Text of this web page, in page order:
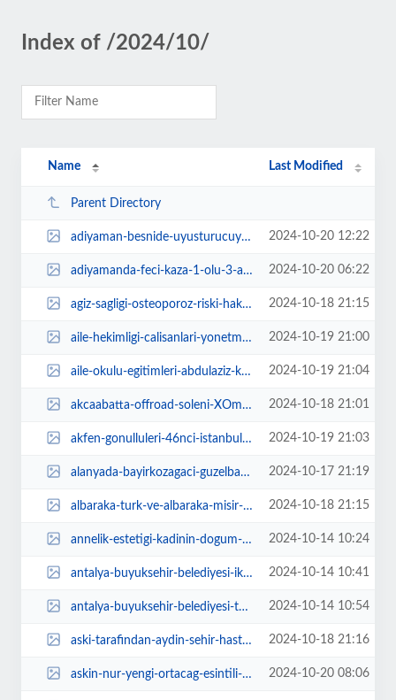
Index of /2024/10/
Name Last Modified
Parent Directory
adiyaman-besnide-uyusturucuya-2-gozalti-va4JhzXC.webp 2024-10-20 12:22
adiyamanda-feci-kaza-1-olu-3-agir-yarali-pgVKvpNR.webp 2024-10-20 06:22
agiz-sagligi-osteoporoz-riski-hakkinda-ipuclari-veriyor-XLt3DXA3.jpg 2024-10-18 21:15
aile-hekimligi-calisanlari-yonetmelik-taslaginin-geri-cekilmesi-icin-ankarada... 2024-10-19 21:00
aile-okulu-egitimleri-abdulaziz-kiransal-semineriyle-basladi-WCACiM7Y.jpg 2024-10-19 21:04
akcaabatta-offroad-soleni-XOmxJvcN.jpg 2024-10-18 21:01
akfen-gonulluleri-46nci-istanbul-maratonunda-tikavin-egitimde-esitlik-projesi... 2024-10-19 21:03
alanyada-bayirkozagaci-guzelbag-ve-kati-atik-tesisi-yolu-asfaltlandi-PYOEaJxF... 2024-10-17 21:19
albaraka-turk-ve-albaraka-misir-ulkeler-arasi-ihracati-guclendirecek-onemli-b... 2024-10-18 21:15
annelik-estetigi-kadinin-dogum-sonrasi-istedigi-forma-girmesine-yardimci-oluy... 2024-10-14 10:24
antalya-buyuksehir-belediyesi-iklim-degisikligi-zirvesi-duzenliyor-ehUzkt1E.jpg 2024-10-14 10:41
antalya-buyuksehir-belediyesi-tohum-destegiyle-ureticilerin-yanindaelmalida-s... 2024-10-14 10:54
aski-tarafindan-aydin-sehir-hastanesi-icin-baslatilan-calisma-devam-ediyor-kp... 2024-10-18 21:16
askin-nur-yengi-ortacag-esintili-kiyafetiyle-buyuledi-qegqVyvP.webp 2024-10-20 08:06